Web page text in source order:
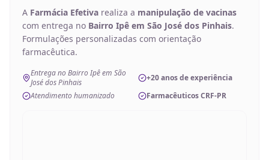
A Farmácia Efetiva realiza a manipulação de vacinas
com entrega no Bairro Ipê em São José dos Pinhais.
Formulações personalizadas com orientação
farmacêutica.
Entrega no Bairro Ipê em São
José dos Pinhais
+20 anos de experiência
Atendimento humanizado
Farmacêuticos CRF-PR